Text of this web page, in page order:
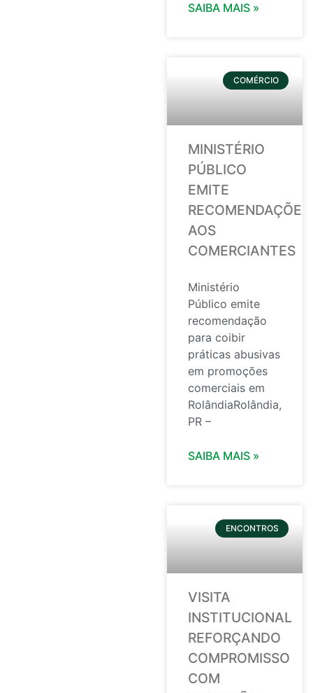
SAIBA MAIS »
COMÉRCIO
MINISTÉRIO
PÚBLICO
EMITE
RECOMENDAÇÕES
AOS
COMERCIANTES
Ministério
Público emite
recomendação
para coibir
práticas abusivas
em promoções
comerciais em
RolândiaRolândia,
PR –
SAIBA MAIS »
ENCONTROS
VISITA
INSTITUCIONAL
REFORÇANDO
COMPROMISSO
COM